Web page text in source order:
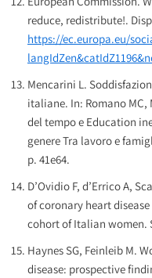
reduce, redistribute!.
https://ec.europa.eu/
Mencarini L.
italiane. In: Romano
del tempo e Education
genere Tra lavoro e
p. 41e64.
D’Ovidio F, d’Errico A,
of coronary heart
cohort of Italian women.
Haynes SG, Feinleib M.
disease: prospective